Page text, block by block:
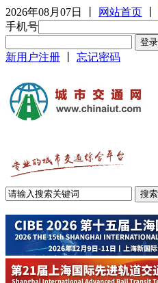
2026年08月07日 网站首页
手机号
新用户注册 忘记密码